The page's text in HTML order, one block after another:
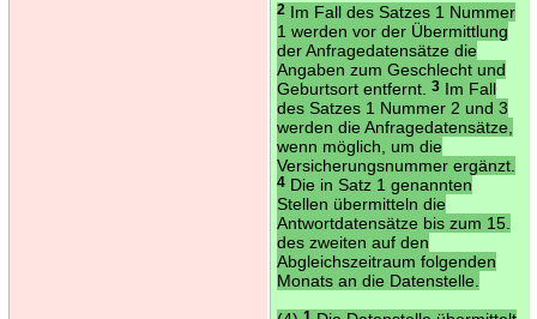
2Im Fall des Satzes 1 Nummer
1 werden vor der Übermittlung
der Anfragedatensätze die
Angaben zum Geschlecht und
Geburtsort entfernt.
3Im Fall
des Satzes 1 Nummer 2 und 3
werden die Anfragedatensätze,
wenn möglich, um die
Versicherungsnummer ergänzt.
4Die in Satz 1 genannten
Stellen übermitteln die
Antwortdatensätze bis zum 15.
des zweiten auf den
Abgleichszeitraum folgenden
Monats an die Datenstelle.
1